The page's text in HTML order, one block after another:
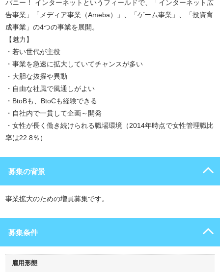
パニー！ インターネットというフィールドで、「インターネット広
告事業」「メディア事業（Ameba）」、「ゲーム事業」、「投資育
成事業」の4つの事業を展開。
【魅力】
・若い世代が主役
・事業を急速に拡大していてチャンスが多い
・大胆な抜擢や異動
・自由な社風で風通しがよい
・BtoBも、BtoCも経験できる
・自社内で一貫して企画～開発
・女性が長く働き続けられる職場環境（2014年時点で女性管理職比
率は22.8％）
募集の背景
事業拡大のための増員募集です。
募集条件
雇用形態